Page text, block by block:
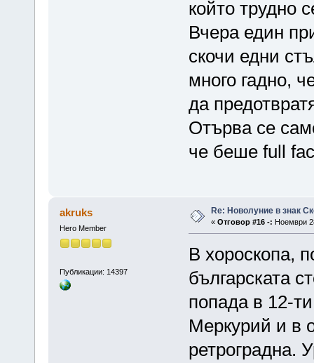
който трудно
Вчера един
скочи едни
много гадно,
да
Отърва се
че беше full
akruks
Hero Member
Публикации: 14397
Re: Новолуние в знак
« Отговор #16 -: Ноември
В хороскопа,
българската
попада в 12-
Меркурий и в
ретроградна.